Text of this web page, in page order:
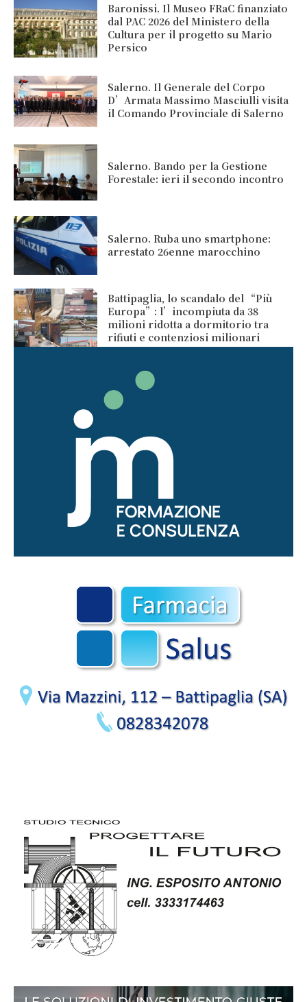
Baronissi. Il Museo FRaC finanziato
dal PAC 2026 del Ministero della
Cultura per il progetto su Mario
Persico
Salerno. Il Generale del Corpo
D’Armata Massimo Masciulli visita
il Comando Provinciale di Salerno
Salerno. Bando per la Gestione
Forestale: ieri il secondo incontro
Salerno. Ruba uno smartphone:
arrestato 26enne marocchino
Battipaglia, lo scandalo del “Più
Europa”: l’incompiuta da 38
milioni ridotta a dormitorio tra
rifiuti e contenziosi milionari